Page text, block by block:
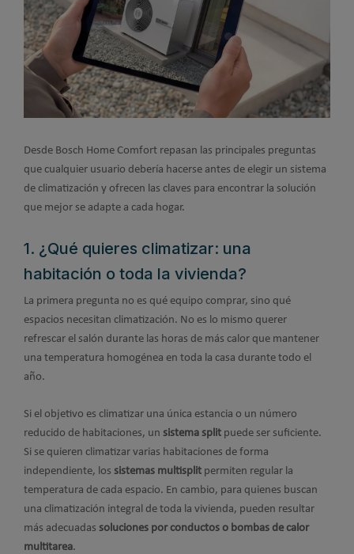
Desde Bosch Home Comfort repasan las principales preguntas
que cualquier usuario debería hacerse antes de elegir un sistema
de climatización y ofrecen las claves para encontrar la solución
que mejor se adapte a cada hogar.
1. ¿Qué quieres climatizar: una
habitación o toda la vivienda?
La primera pregunta no es qué equipo comprar, sino qué
espacios necesitan climatización. No es lo mismo querer
refrescar el salón durante las horas de más calor que mantener
una temperatura homogénea en toda la casa durante todo el
año.
Si el objetivo es climatizar una única estancia o un número
reducido de habitaciones, un sistema split puede ser suficiente.
Si se quieren climatizar varias habitaciones de forma
independiente, los sistemas multisplit permiten regular la
temperatura de cada espacio. En cambio, para quienes buscan
una climatización integral de toda la vivienda, pueden resultar
más adecuadas soluciones por conductos o bombas de calor
multitarea.